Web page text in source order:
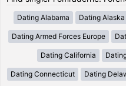
Dating Alabama Dating Alaska
Dating Armed Forces Europe
Dating California
Dating Connecticut Dating